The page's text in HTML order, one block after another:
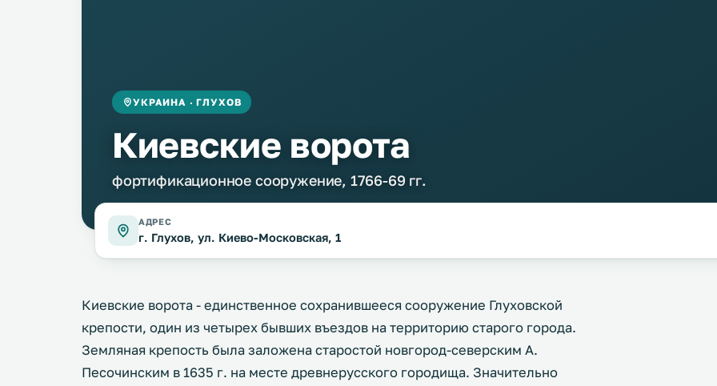
УКРАИНА · ГЛУХОВ
Киевские ворота
фортификационное сооружение, 1766-69 гг.
АДРЕС
г. Глухов, ул. Киево-Московская, 1
Киевские ворота - единственное сохранившееся сооружение Глуховской
крепости, один из четырех бывших въездов на территорию старого города.
Земляная крепость была заложена старостой новгород-северским А.
Песочинским в 1635 г. на месте древнерусского городища. Значительно